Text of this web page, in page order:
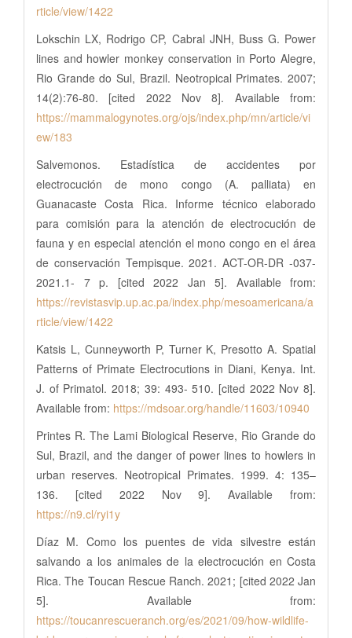
rticle/view/1422
Lokschin LX, Rodrigo CP, Cabral JNH, Buss G. Power
lines and howler monkey conservation in Porto Alegre,
Rio Grande do Sul, Brazil. Neotropical Primates. 2007;
14(2):76-80. [cited 2022 Nov 8]. Available from:
https://mammalogynotes.org/ojs/index.php/mn/article/vi
ew/183
Salvemonos. Estadística de accidentes por
electrocución de mono congo (A. palliata) en
Guanacaste Costa Rica. Informe técnico elaborado
para comisión para la atención de electrocución de
fauna y en especial atención el mono congo en el área
de conservación Tempisque. 2021. ACT-OR-DR -037-
2021.1- 7 p. [cited 2022 Jan 5]. Available from:
https://revistasvip.up.ac.pa/index.php/mesoamericana/a
rticle/view/1422
Katsis L, Cunneyworth P, Turner K, Presotto A. Spatial
Patterns of Primate Electrocutions in Diani, Kenya. Int.
J. of Primatol. 2018; 39: 493- 510. [cited 2022 Nov 8].
Available from: https://mdsoar.org/handle/11603/10940
Printes R. The Lami Biological Reserve, Rio Grande do
Sul, Brazil, and the danger of power lines to howlers in
urban reserves. Neotropical Primates. 1999. 4: 135–
136. [cited 2022 Nov 9]. Available from:
https://n9.cl/ryi1y
Díaz M. Como los puentes de vida silvestre están
salvando a los animales de la electrocución en Costa
Rica. The Toucan Rescue Ranch. 2021; [cited 2022 Jan
5]. Available from:
https://toucanrescueranch.org/es/2021/09/how-wildlife-